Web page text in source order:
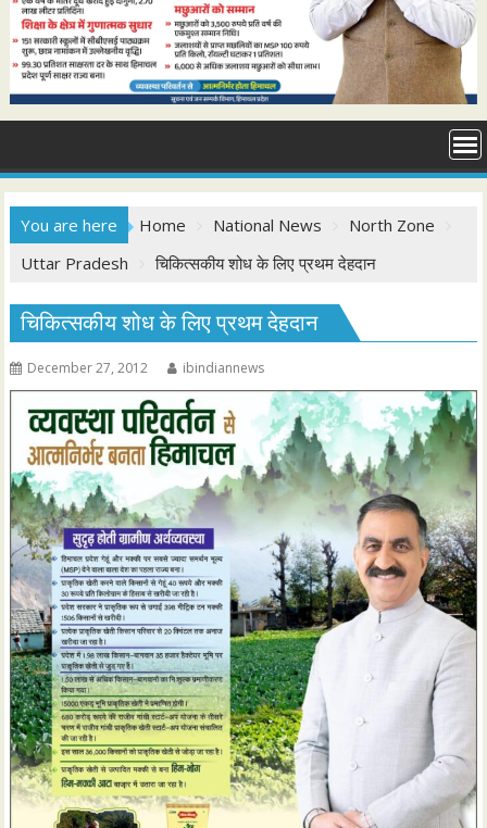
You are here Home National News
North Zone
Uttar Pradesh
चिकित्सकीय शोध के लिए प्रथम देहदान
चिकित्सकीय शोध के लिए प्रथम देहदान
December 27, 2012 ibindiannews